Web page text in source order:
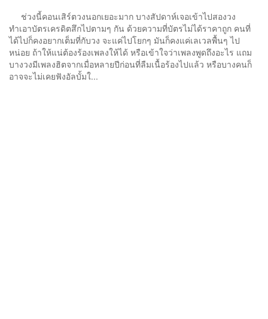
ช่วงนี้คอนเสิร์ตวงนอกเยอะมาก บางสัปดาห์เจอเข้าไปสองวง
ทำเอาบัตรเครดิตสึกไปตามๆ กัน ด้วยความที่บัตรไม่ได้ราคาถูก คนที่
ได้ไปก็คงอยากเต็มที่กับวง จะแค่ไปโยกๆ มันก็คงแค่เลเวลพื้นๆ ไป
หน่อย ถ้าให้แน่ต้องร้องเพลงให้ได้ หรือเข้าใจว่าเพลงพูดถึงอะไร แถม
บางวงมีเพลงฮิตจากเมื่อหลายปีก่อนที่ลืมเนื้อร้องไปแล้ว หรือบางคนก็
อาจจะไม่เคยฟังอัลบั้มใ...